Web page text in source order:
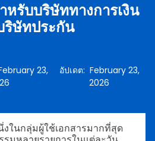
หรับบริษัททางการเงิน
ริษัทประกัน
23,
อัปเดต: February 23,
2026
ในกลุ่มผู้ใช้เอกสารมากที่สุด